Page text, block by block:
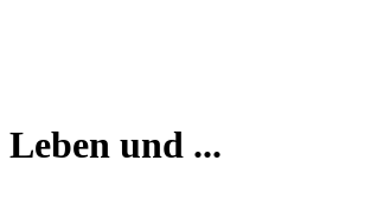
Leben und ...